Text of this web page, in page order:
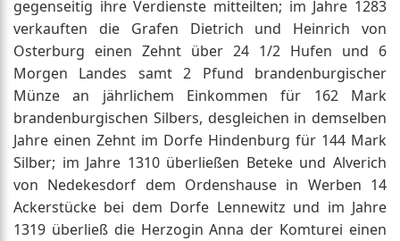
gegenseitig ihre Verdienste mitteilten; im Jahre 1283
verkauften die Grafen Dietrich und Heinrich von
Osterburg einen Zehnt über 24 1/2 Hufen und 6
Morgen Landes samt 2 Pfund brandenburgischer
Münze an jährlichem Einkommen für 162 Mark
brandenburgischen Silbers, desgleichen in demselben
Jahre einen Zehnt im Dorfe Hindenburg für 144 Mark
Silber; im Jahre 1310 überließen Beteke und Alverich
von Nedekesdorf dem Ordenshause in Werben 14
Ackerstücke bei dem Dorfe Lennewitz und im Jahre
1319 überließ die Herzogin Anna der Komturei einen